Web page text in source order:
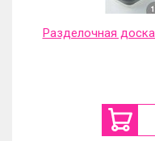
Разделочная